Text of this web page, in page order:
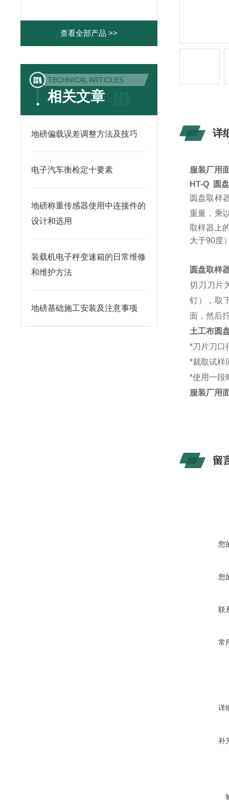
查看全部产品 >>
TECHNICAL ARTICLES
相关文章
地磅偏载误差调整方法及技巧
电子汽车衡检定十要素
地磅称重传感器使用中连接件的
设计和选用
装载机电子秤变速箱的日常维修
和维护方法
地磅基础施工安装及注意事项
详
服装厂用
HT-Q
圆
圆盘取样
重量， 乘
取样器上
大于90度
圆盘取样
切刀刀片
钉），取
面，然后
土工布圆
*刀片刀口
*裁取试样
*使用一段
服装厂用
留
您
您
联
常
详
补